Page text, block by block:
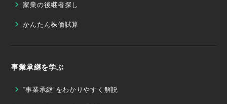
家業の後継者探し
かんたん株価試算
事業承継を学ぶ
“事業承継”をわかりやすく解説